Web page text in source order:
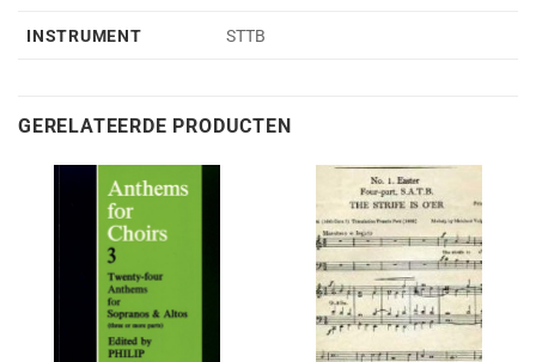
INSTRUMENT STTB
GERELATEERDE PRODUCTEN